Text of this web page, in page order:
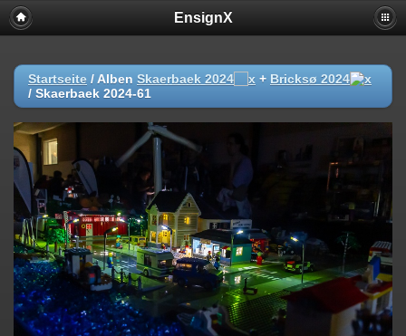
EnsignX
Startseite / Alben Skaerbaek 2024 + Bricksø 2024
/ Skaerbaek 2024-61